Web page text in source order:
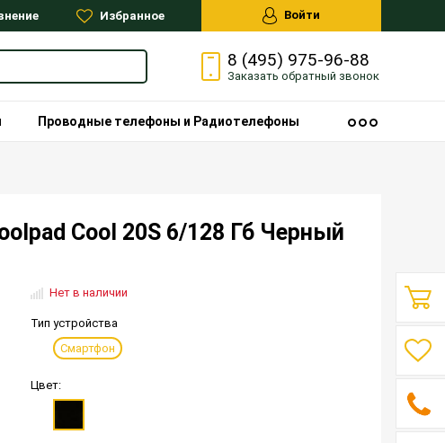
Избранное Войти
8 (495) 975-96-88
Заказать обратный звонок
Проводные телефоны и Радиотелефоны
Cool 20S 6/128 Гб Черный
Нет в наличии
Тип устройства
Смартфон
Цвет: